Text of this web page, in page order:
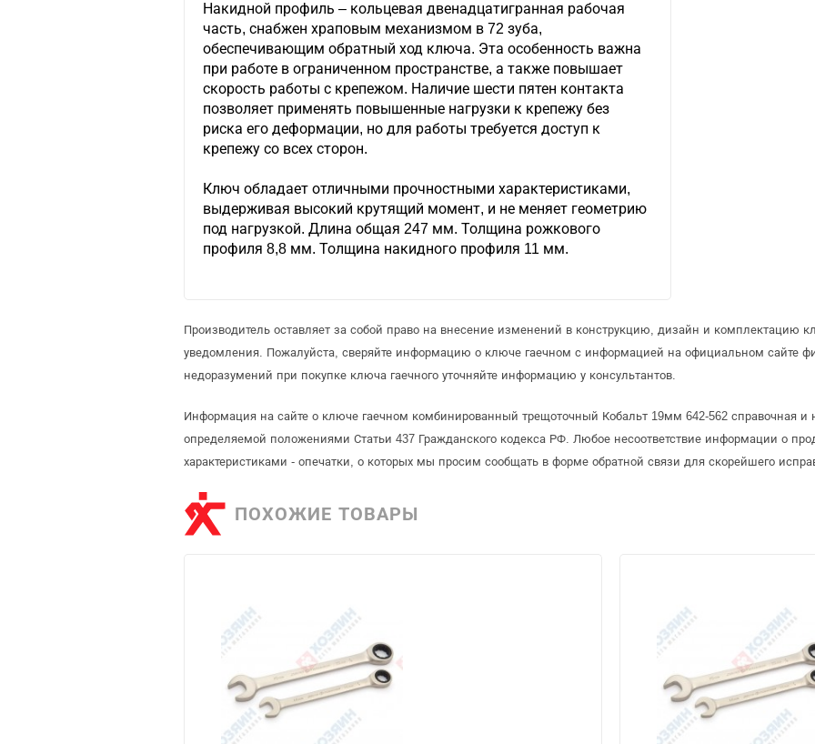
Накидной профиль – кольцевая двенадцатигранная рабочая
часть, снабжен храповым механизмом в 72 зуба,
обеспечивающим обратный ход ключа. Эта особенность важна
при работе в ограниченном пространстве, а также повышает
скорость работы с крепежом. Наличие шести пятен контакта
позволяет применять повышенные нагрузки к крепежу без
риска его деформации, но для работы требуется доступ к
крепежу со всех сторон.
Ключ обладает отличными прочностными характеристиками,
выдерживая высокий крутящий момент, и не меняет геометрию
под нагрузкой. Длина общая 247 мм. Толщина рожкового
профиля 8,8 мм. Толщина накидного профиля 11 мм.
Производитель оставляет за собой право на внесение изменений в конструкцию, дизайн и комплектацию
уведомления. Пожалуйста, сверяйте информацию о ключе гаечном с информацией на официальном сайте
недоразумений при покупке ключа гаечного уточняйте информацию у консультантов.
Информация на сайте о ключе гаечном комбинированный трещоточный Кобальт 19мм 642-562 справочная и
определяемой положениями Статьи 437 Гражданского кодекса РФ. Любое несоответствие информации о
характеристиками - опечатки, о которых мы просим сообщать в форме обратной связи для скорейшего
ПОХОЖИЕ ТОВАРЫ